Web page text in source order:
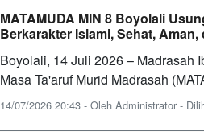
MATAMUDA MIN 8 Boyolali
Berkarakter Islami, Sehat,
Boyolali, 14 Juli 2026 – Madrasah
Masa Ta'aruf Murid Madrasah
14/07/2026 20:43 - Oleh Administrator -